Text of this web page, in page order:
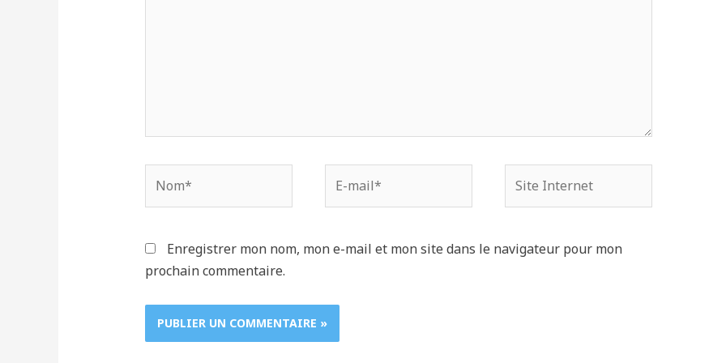
mail*
Internet
Enregistrer mon nom, mon e-mail et mon site dans le navigateur pour mon
prochain commentaire.